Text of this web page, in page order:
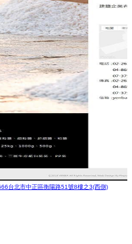
台北市中正區衡陽路51號8樓之3(西側)